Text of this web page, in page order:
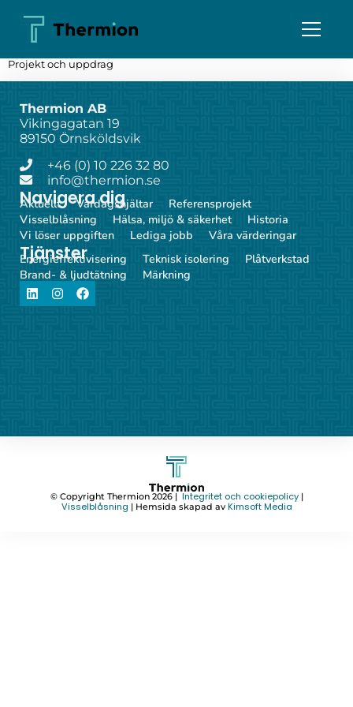
Projekt och uppdrag
Thermion AB
Vikingagatan 19
89150 Örnsköldsvik
+46 (0) 10 226 32 80
info@thermion.se
Navigera dig
Aktuellt Vardagshjältar
Referensprojekt
Visselblåsning
Hälsa, miljö & säkerhet
Historia
Vi löser uppgiften
Lediga jobb Våra värderingar
Tjänster
Energieffektivisering Teknisk isolering
Plåtverkstad
Brand- & ljudtätning
Märkning
© Copyright Thermion 2026 | Integritet och cookiepolicy|
Visselblåsning | Hemsida skapad av Kimsoft Media